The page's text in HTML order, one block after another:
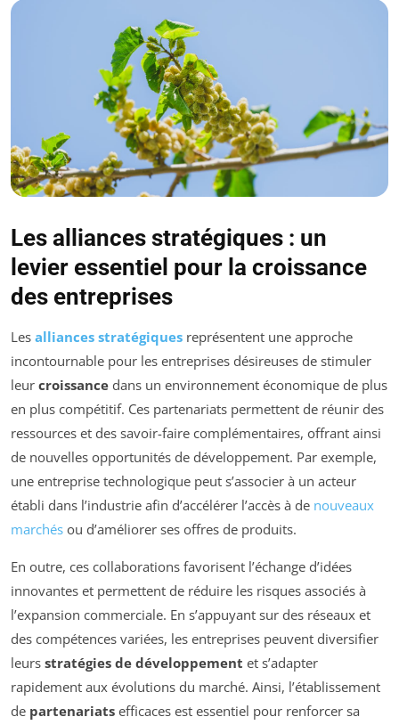
Les alliances stratégiques : un
levier essentiel pour la croissance
des entreprises
Les alliances stratégiques représentent une approche
incontournable pour les entreprises désireuses de stimuler
leur croissance dans un environnement économique de plus
en plus compétitif. Ces partenariats permettent de réunir des
ressources et des savoir-faire complémentaires, offrant ainsi
de nouvelles opportunités de développement. Par exemple,
une entreprise technologique peut s’associer à un acteur
établi dans l’industrie afin d’accélérer l’accès à de nouveaux
marchés ou d’améliorer ses offres de produits.
En outre, ces collaborations favorisent l’échange d’idées
innovantes et permettent de réduire les risques associés à
l’expansion commerciale. En s’appuyant sur des réseaux et
des compétences variées, les entreprises peuvent diversifier
leurs stratégies de développement et s’adapter
rapidement aux évolutions du marché. Ainsi, l’établissement
de partenariats efficaces est essentiel pour renforcer sa